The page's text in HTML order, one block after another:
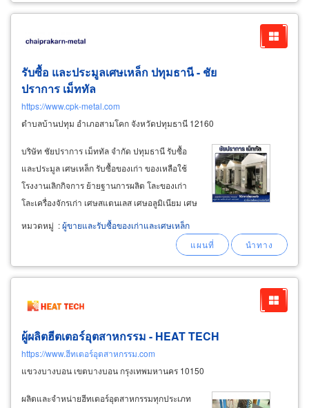
รับซื้อ และประมูลเศษเหล็ก ปทุมธานี - ชัย
ปราการ เม็ททัล
https://www.cpk-metal.com
ตำบลบ้านปทุม อำเภอสามโคก จังหวัดปทุมธานี 12160
บริษัท ชัยปราการ เม็ททัล จำกัด ปทุมธานี รับซื้อ
และประมูล เศษเหล็ก รับซื้อของเก่า ของเหลือใช้
โรงงานเลิกกิจการ ย้ายฐานการผลิต โละของเก่า
โละเครื่องจักรเก่า เศษสแตนเลส เศษอลูมิเนียม เศษ
ทองเหลือง เศษทองแดง คาร์ไบด์ โซล่าร์เซลล์
เครื่องจักร solder dross อุปกรณ์อิเล็คทรอนิกส์
หมวดหมู่ :ผู้ขายและรับซื้อของเก่าและเศษเหล็ก
ผู้ผลิตฮีตเตอร์อุตสาหกรรม - HEAT TECH
https://www.ฮีทเตอร์อุตสาหกรรม.com
แขวงบางบอน เขตบางบอน กรุงเทพมหานคร 10150
ผลิตและจำหน่ายฮีทเตอร์อุตสาหกรรมทุกประเภท